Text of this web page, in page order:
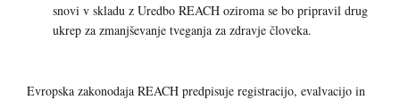
snovi v skladu z Uredbo REACH oziroma se bo pripravil drug
ukrep za zmanjševanje tveganja za zdravje človeka.
Evropska zakonodaja REACH predpisuje registracijo, evalvacijo in